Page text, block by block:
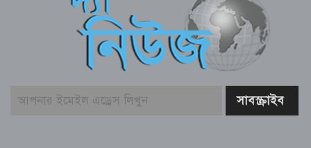
সাংবাদিকতা পেশার অস্তিত্ব রক্ষায় গণমাধ্যম
কমিশন গঠনের দাবী
সংখ্যালঘু না থাকায় প্রতিক্রিয়া